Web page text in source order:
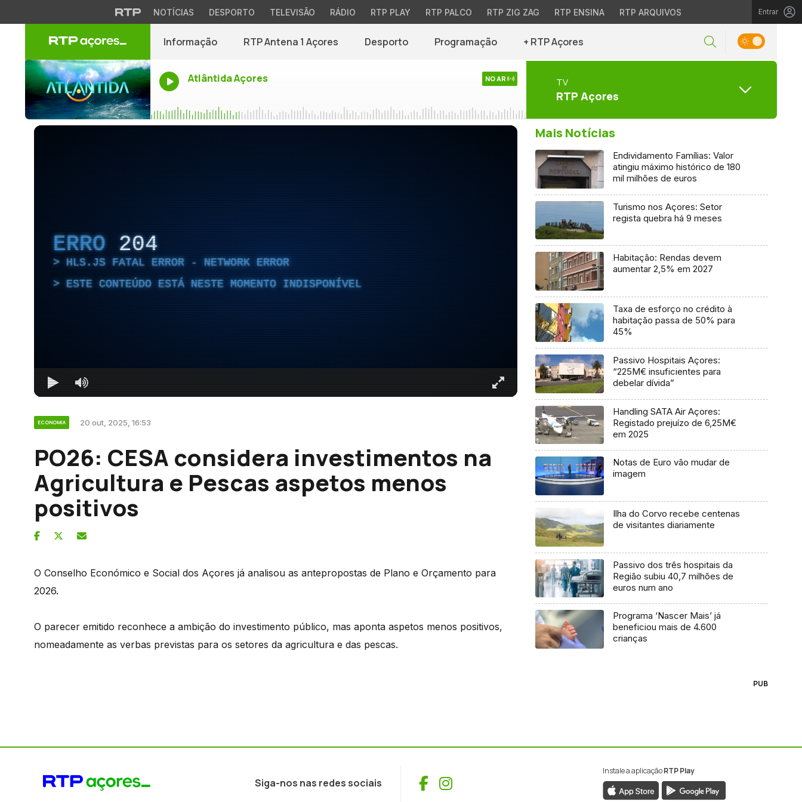
NOTÍCIAS DESPORTO TELEVISÃO RÁDIO RTP PLAY RTP PALCO RTP ZIG ZAG RTP ENSINA RTP ARQUIVOS Entrar
Informação RTP Antena 1 Açores Desporto Programação + RTP Açores
Atlântida Açores NO AR TV
RTP Açores
ERRO 204
HLS.JS FATAL ERROR - NETWORK ERROR
ESTE CONTEÚDO ESTÁ NESTE MOMENTO INDISPONÍVEL
ECONOMIA 20 out, 2025, 16:53
PO26: CESA considera investimentos na
Agricultura e Pescas aspetos menos
positivos
O Conselho Económico e Social dos Açores já analisou as antepropostas de Plano e Orçamento para
2026.
O parecer emitido reconhece a ambição do investimento público, mas aponta aspetos menos positivos,
nomeadamente as verbas previstas para os setores da agricultura e das pescas.
Mais Notícias
Endividamento Famílias: Valor
atingiu máximo histórico de 180
mil milhões de euros
Turismo nos Açores: Setor
regista quebra há 9 meses
Habitação: Rendas devem
aumentar 2,5% em 2027
Taxa de esforço no crédito à
habitação passa de 50% para
45%
Passivo Hospitais Açores:
“225M€ insuficientes para
debelar dívida”
Handling SATA Air Açores:
Registado prejuízo de 6,25M€
em 2025
Notas de Euro vão mudar de
imagem
Ilha do Corvo recebe centenas
de visitantes diariamente
Passivo dos três hospitais da
Região subiu 40,7 milhões de
euros num ano
Programa ‘Nascer Mais’ já
beneficiou mais de 4.600
crianças
PUB
Siga-nos nas redes sociais Facebook
Instagram
Instale a aplicaçãoRTP Play